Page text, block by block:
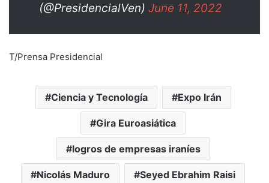
(@PresidencialVen) June 11, 2022
T/Prensa Presidencial
Ciencia y Tecnología Expo Irán
Gira Euroasiática
logros de empresas iraníes
Nicolás Maduro Seyed Ebrahim Raisi